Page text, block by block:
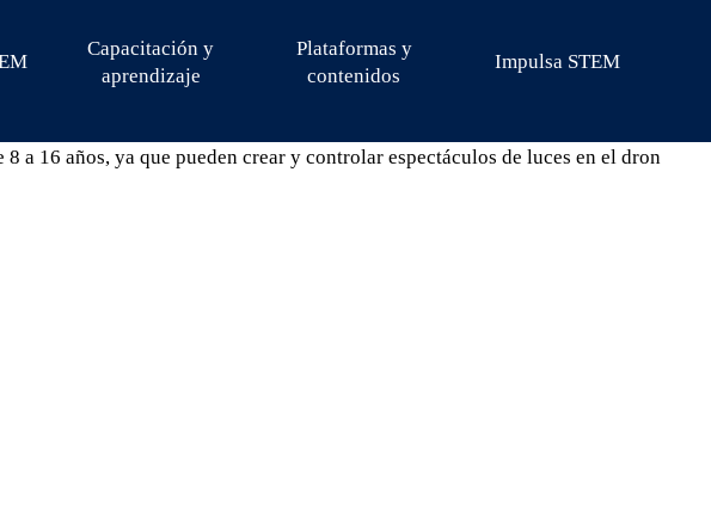
Capacitación y
aprendizaje
Plataformas y
contenidos
Impulsa STEM
a 16 años, ya que pueden crear y controlar espectáculos de luces en el dron